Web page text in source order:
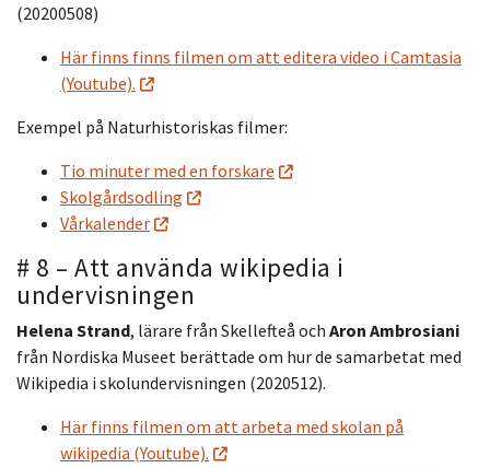
(20200508)
Här finns finns filmen om att editera video i Camtasia
(Youtube).
Exempel på Naturhistoriskas filmer:
Tio minuter med en forskare
Skolgårdsodling
Vårkalender
# 8 – Att använda wikipedia i
undervisningen
Helena Strand, lärare från Skellefteå och Aron Ambrosiani
från Nordiska Museet berättade om hur de samarbetat med
Wikipedia i skolundervisningen (2020512).
Här finns filmen om att arbeta med skolan på
wikipedia (Youtube).